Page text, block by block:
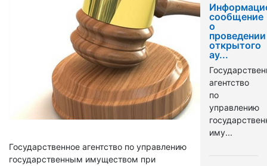
Государственное агентство по управлению
государственным имуществом при
сообщение
о
проведении
открытого
ау...
агентство
по
управлению
иму...